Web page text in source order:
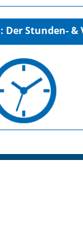
Der Stunden-